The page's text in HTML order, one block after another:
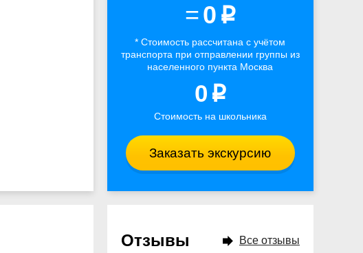
=0 p
* Стоимость рассчитанас учётом
транспорта при отправлении группы из
населенного пункта Москва
0 p
Стоимость на школьника
Заказать экскурсию
Отзывы Все отзывы